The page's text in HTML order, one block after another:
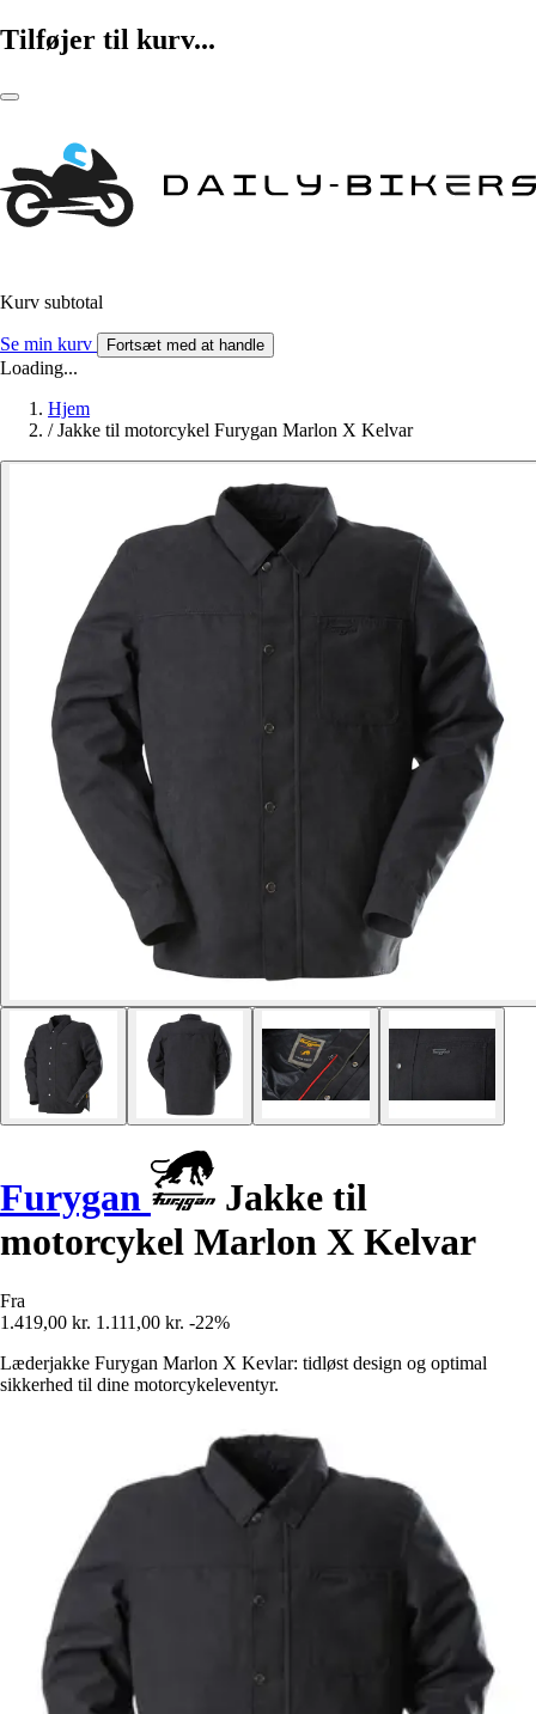
Tilføjer til kurv...
Kurv subtotal
Se min kurv Fortsæt med at handle
Loading...
Hjem
/ Jakke til motorcykel Furygan Marlon X Kelvar
Furygan
Jakke til
motorcykel Marlon X Kelvar
Fra
1.419,00 kr. 1.111,00 kr. -22%
Læderjakke Furygan Marlon X Kevlar: tidløst design og optimal
sikkerhed til dine motorcykeleventyr.